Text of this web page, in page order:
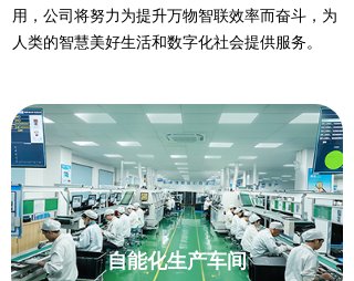
用，公司将努力为提升万物智联效率而奋斗，为
人类的智慧美好生活和数字化社会提供服务。
自能化生产车间